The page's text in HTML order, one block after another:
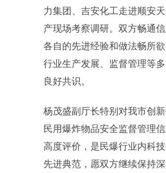
力集团、吉安化工走进顺安
产现场考察调研。双方畅通
各自的先进经验和做法畅所
行业生产发展、监督管理等
良好共识。
杨茂盛副厅长特别对我市创
民用爆炸物品安全监督管理
高度评价，是民爆行业内科
先进典范，愿双方继续保持